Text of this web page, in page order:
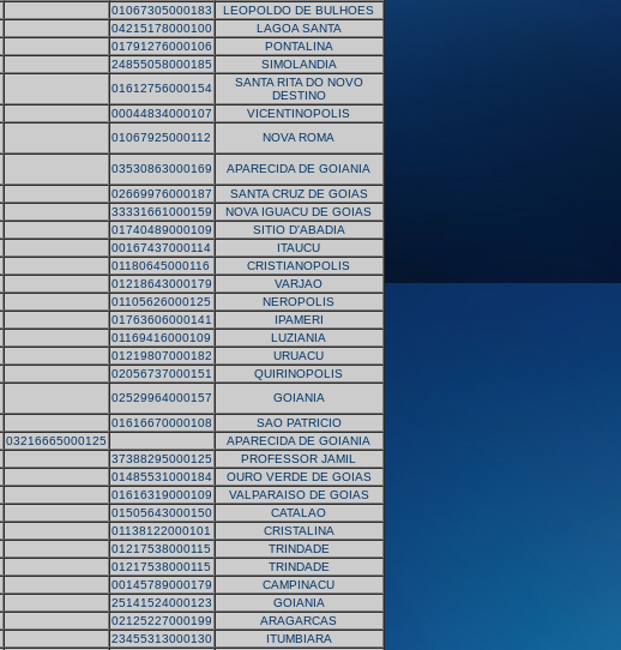
01067305000183
LEOPOLDO DE BULHOES
04215178000100
LAGOA SANTA
01791276000106
PONTALINA
24855058000185
SIMOLANDIA
01612756000154
SANTA RITA DO NOVO
DESTINO
00044834000107
VICENTINOPOLIS
01067925000112 NOVA ROMA
03530863000169
APARECIDA DE GOIANIA
02669976000187
SANTA CRUZ DE GOIAS
33331661000159
NOVA IGUACU DE GOIAS
01740489000109
SITIO D'ABADIA
00167437000114
ITAUCU
01180645000116
CRISTIANOPOLIS
01218643000179
VARJAO
01105626000125
NEROPOLIS
01763606000141
IPAMERI
01169416000109
LUZIANIA
01219807000182
URUACU
02056737000151
QUIRINOPOLIS
02529964000157
GOIANIA
01616670000108
SAO PATRICIO
03216665000125
APARECIDA DE GOIANIA
37388295000125
PROFESSOR JAMIL
01485531000184
OURO VERDE DE GOIAS
01616319000109
VALPARAISO DE GOIAS
01505643000150
CATALAO
01138122000101
CRISTALINA
01217538000115
TRINDADE
01217538000115
TRINDADE
00145789000179
CAMPINACU
25141524000123
GOIANIA
02125227000199
ARAGARCAS
23455313000130
ITUMBIARA